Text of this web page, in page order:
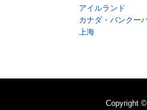
アイルランド
カナダ・バンクー
上海
Copyright